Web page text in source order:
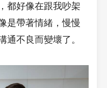
都好像在跟我吵架
是帶著情緒，慢慢
通不良而變壞了。